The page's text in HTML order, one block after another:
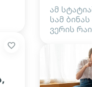
ამ
სამ
ვერის